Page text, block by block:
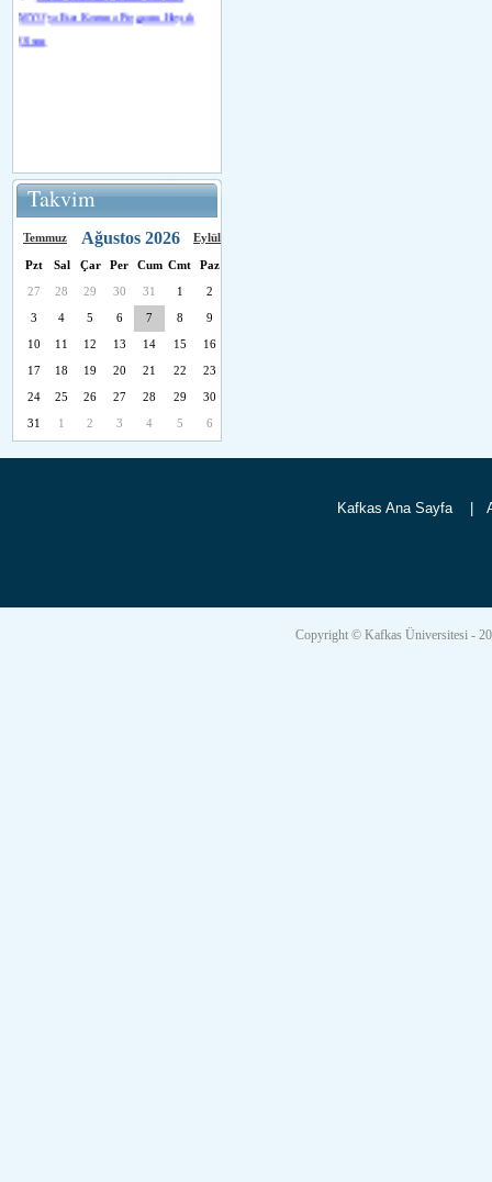
MYO'ya Eser Koruma Programı Hayırlı
Olsun
Takvim
Temmuz Ağustos 2026 Eylül
Pzt Sal Çar Per Cum Cmt Paz
27 28 29 30 31 1 2
3 4 5 6 7 8 9
10 11 12 13 14 15 16
17 18 19 20 21 22 23
24 25 26 27 28 29 30
31 1 2 3 4 5 6
Kafkas Ana Sayfa
Copyright © Kafkas Üniversitesi -